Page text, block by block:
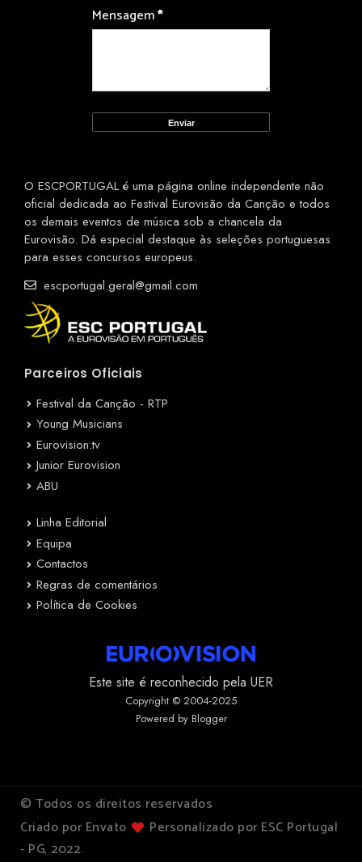
Mensagem*
O ESCPORTUGAL é uma página online independente não
oficial dedicada ao Festival Eurovisão da Canção e todos
os demais eventos de música sob a chancela da
Eurovisão. Dá especial destaque às seleções portuguesas
para esses concursos europeus.
escportugal.geral@gmail.com
Parceiros Oficiais
Festival da Canção - RTP
Young Musicians
Eurovision.tv
Junior Eurovision
ABU
Linha Editorial
Equipa
Contactos
Regras de comentários
Política de Cookies
Este site é reconhecido pela UER
Copyright © 2004-2025
Powered by Blogger
© Todos os direitos reservados
Criado por Envato
Personalizado por ESC Portugal
- PG, 2022.